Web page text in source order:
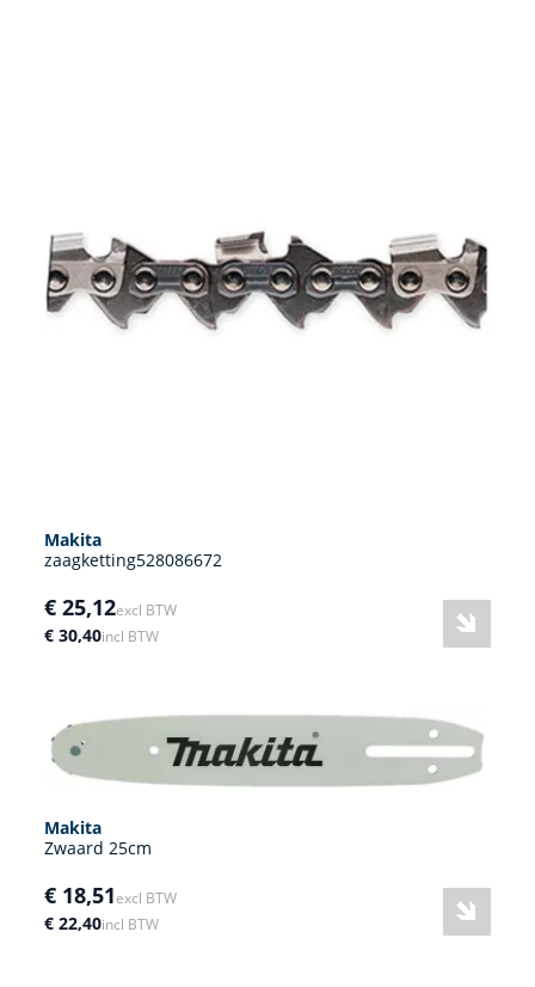
Makita
zaagketting528086672
€ 25,12excl BTW
€ 30,40incl BTW
Makita
Zwaard 25cm
€ 18,51excl BTW
€ 22,40incl BTW